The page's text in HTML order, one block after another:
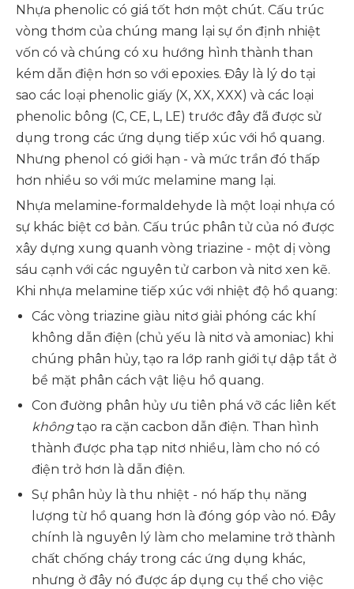
Nhựa phenolic có giá tốt hơn một chút. Cấu trúc
vòng thơm của chúng mang lại sự ổn định nhiệt
vốn có và chúng có xu hướng hình thành than
kém dẫn điện hơn so với epoxies. Đây là lý do tại
sao các loại phenolic giấy (X, XX, XXX) và các loại
phenolic bông (C, CE, L, LE) trước đây đã được sử
dụng trong các ứng dụng tiếp xúc với hồ quang.
Nhưng phenol có giới hạn - và mức trần đó thấp
hơn nhiều so với mức melamine mang lại.
Nhựa melamine-formaldehyde là một loại nhựa có
sự khác biệt cơ bản. Cấu trúc phân tử của nó được
xây dựng xung quanh vòng triazine - một dị vòng
sáu cạnh với các nguyên tử carbon và nitơ xen kẽ.
Khi nhựa melamine tiếp xúc với nhiệt độ hồ quang:
Các vòng triazine giàu nitơ giải phóng các khí
không dẫn điện (chủ yếu là nitơ và amoniac) khi
chúng phân hủy, tạo ra lớp ranh giới tự dập tắt ở
bề mặt phân cách vật liệu hồ quang.
Con đường phân hủy ưu tiên phá vỡ các liên kết
khôngtạo ra cặn cacbon dẫn điện. Than hình
thành được pha tạp nitơ nhiều, làm cho nó có
điện trở hơn là dẫn điện.
Sự phân hủy là thu nhiệt - nó hấp thụ năng
lượng từ hồ quang hơn là đóng góp vào nó. Đây
chính là nguyên lý làm cho melamine trở thành
chất chống cháy trong các ứng dụng khác,
nhưng ở đây nó được áp dụng cụ thể cho việc